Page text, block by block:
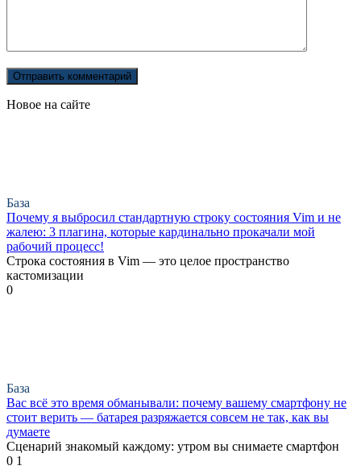
Новое на сайте
База
Почему я выбросил стандартную строку состояния Vim и не
жалею: 3 плагина, которые кардинально прокачали мой
рабочий процесс!
Строка состояния в Vim — это целое пространство
кастомизации
0
База
Вас всё это время обманывали: почему вашему смартфону не
стоит верить — батарея разряжается совсем не так, как вы
думаете
Сценарий знакомый каждому: утром вы снимаете смартфон
0 1